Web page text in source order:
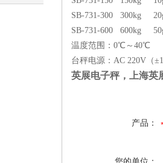
SB-731-300 300kg
SB-731-600 600kg
温度范围：0℃～40℃
台秤电源：AC 220V（
英展电子秤，上海
产品：